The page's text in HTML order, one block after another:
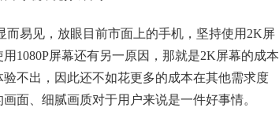
易见，放眼目前市面上的手机，坚持使用2K屏
1080P屏幕还有另一原因，那就是2K屏幕的成本
不出，因此还不如花更多的成本在其他需求度
面、细腻画质对于用户来说是一件好事情。